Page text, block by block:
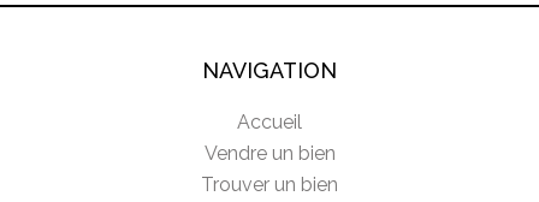
NAVIGATION
Accueil
Vendre un bien
Trouver un bien